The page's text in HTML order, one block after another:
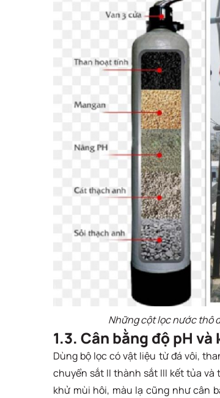
Những cột lọc nước thô
1.3. Cân bằng độ pH
Dùng bộ lọc có vật liệu từ đá vôi,
chuyển sắt II thành sắt III kết tủa và
khử mùi hôi, màu lạ cũng như cân